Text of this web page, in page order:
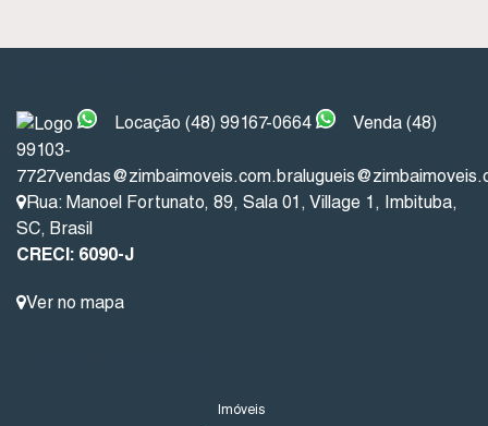
Locação (48) 99167-0664
Venda (48)
99103-
7727vendas@zimbaimoveis.com.br
Rua: Manoel Fortunato, 89, Sala 01, Village 1, Imbituba,
SC, Brasil
CRECI: 6090-J
Ver no mapa
Imóveis